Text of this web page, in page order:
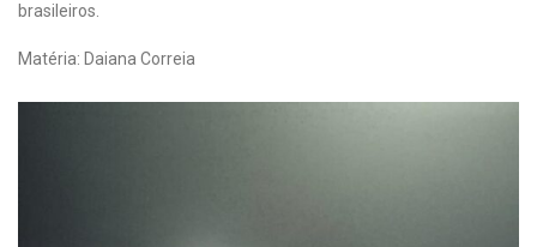
brasileiros.
Matéria: Daiana Correia